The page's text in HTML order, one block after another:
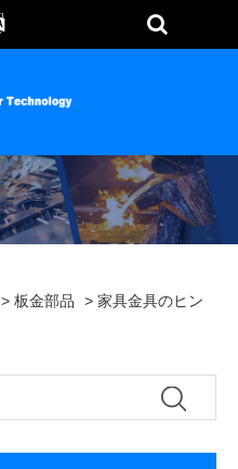
>板金部品
> 家具金具のヒン